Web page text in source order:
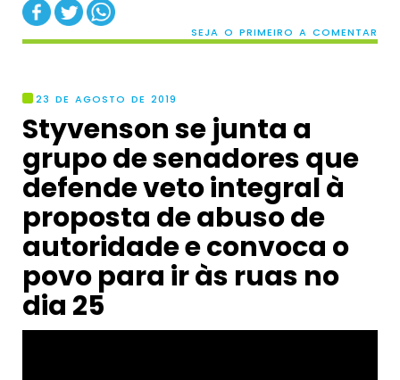
SEJA O PRIMEIRO A COMENTAR
23 DE AGOSTO DE 2019
Styvenson se junta a
grupo de senadores que
defende veto integral à
proposta de abuso de
autoridade e convoca o
povo para ir às ruas no
dia 25